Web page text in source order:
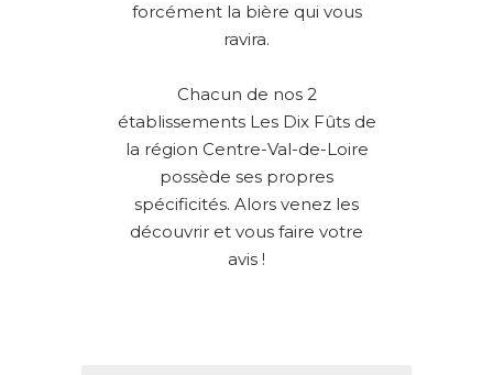
forcément la bière qui vous
ravira.
Chacun de nos 2
établissements Les Dix Fûts de
la région Centre-Val-de-Loire
possède ses propres
spécificités. Alors venez les
découvrir et vous faire votre
avis !